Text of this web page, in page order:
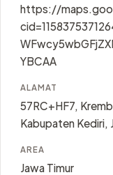
https://
YBCAA
ALAMAT
57RC+HF7,
Kabupaten Kediri,
AREA
Jawa Timur